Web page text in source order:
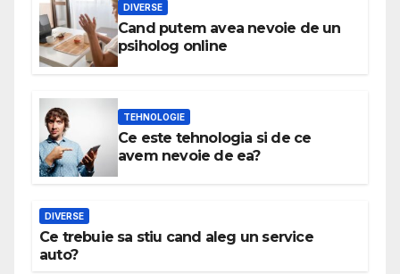
DIVERSE
Cand putem avea nevoie de un
psiholog online
TEHNOLOGIE
Ce este tehnologia si de ce
avem nevoie de ea?
DIVERSE
Ce trebuie sa stiu cand aleg un service
auto?